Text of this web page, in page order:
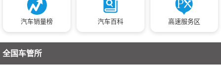
汽车销量榜 汽车百科 高速服务区
全国车管所